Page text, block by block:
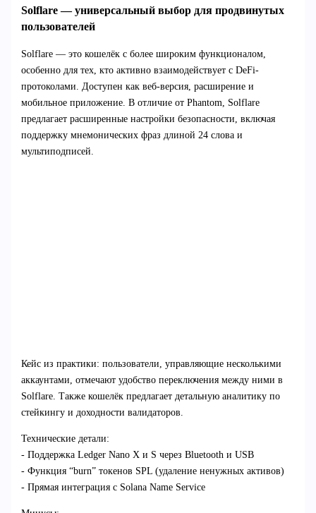
Solflare — универсальный выбор для продвинутых
пользователей
Solflare — это кошелёк с более широким функционалом,
особенно для тех, кто активно взаимодействует с DeFi-
протоколами. Доступен как веб-версия, расширение и
мобильное приложение. В отличие от Phantom, Solflare
предлагает расширенные настройки безопасности, включая
поддержку мнемонических фраз длиной 24 слова и
мультиподписей.
Кейс из практики: пользователи, управляющие несколькими
аккаунтами, отмечают удобство переключения между ними в
Solflare. Также кошелёк предлагает детальную аналитику по
стейкингу и доходности валидаторов.
Технические детали:
- Поддержка Ledger Nano X и S через Bluetooth и USB
- Функция “burn” токенов SPL (удаление ненужных активов)
- Прямая интеграция с Solana Name Service